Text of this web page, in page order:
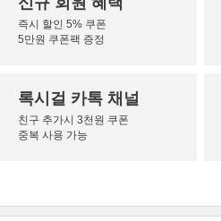
즉시 할인 5% 쿠폰
5만원 쿠폰팩 증정
록시걸 카톡 채널
친구 추가시 3천원 쿠폰
중복 사용 가능